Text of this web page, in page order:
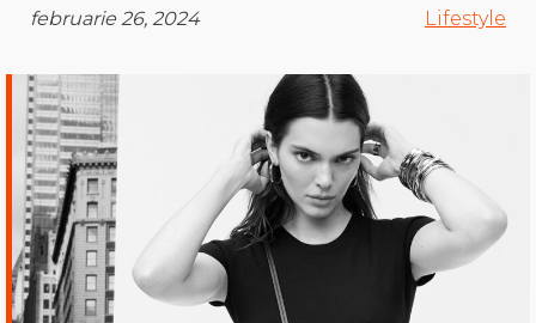
februarie 26, 2024 Lifestyle